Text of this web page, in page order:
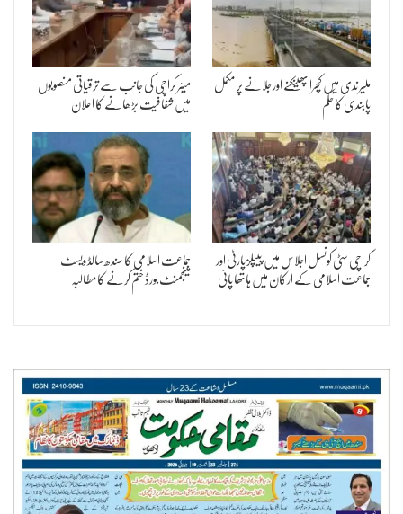
ملیر ندی میں کچرا پھینکنے اور جلانے پر مکمل
پابندی کا حکم
میئر کراچی کی جانب سے ترقیاتی منصوبوں
میں شفافیت بڑھانے کا اعلان
کراچی سٹی کونسل اجلاس میں پیپلز پارٹی اور
جماعت اسلامی کے ارکان میں ہاتھا پائی
جماعت اسلامی کا سندھ سالڈ ویسٹ
مینجمنٹ بورڈ ختم کرنے کا مطالبہ